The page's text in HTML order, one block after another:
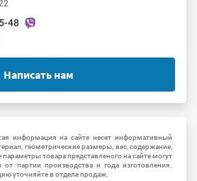
48
Написать нам
информация на сайте несет информативный
геометрические размеры, вес, содержание,
товара представленого на сайте могут
партии производства и года изготовления.
уточняйте в отделе продаж.